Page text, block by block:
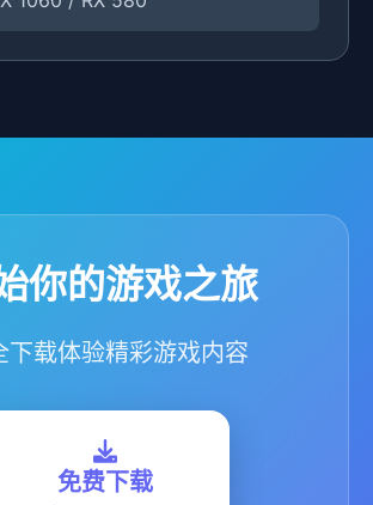
你的游戏之旅
下载体验精彩游戏内容
免费下载